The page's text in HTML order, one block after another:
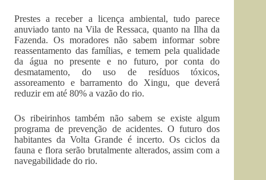
Prestes a receber a licença ambiental, tudo parece
anuviado tanto na Vila de Ressaca, quanto na Ilha da
Fazenda. Os moradores não sabem informar sobre
reassentamento das famílias, e temem pela qualidade
da água no presente e no futuro, por conta do
desmatamento, do uso de resíduos tóxicos,
assoreamento e barramento do Xingu, que deverá
reduzir em até 80% a vazão do rio.
Os ribeirinhos também não sabem se existe algum
programa de prevenção de acidentes. O futuro dos
habitantes da Volta Grande é incerto. Os ciclos da
fauna e flora serão brutalmente alterados, assim com a
navegabilidade do rio.